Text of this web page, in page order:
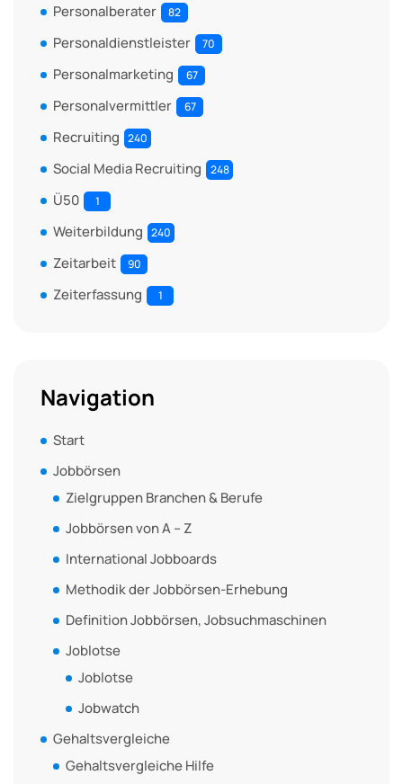
Personalberater 82
Personaldienstleister 70
Personalmarketing 67
Personalvermittler 67
Recruiting 240
Social Media Recruiting 248
Ü50 1
Weiterbildung 240
Zeitarbeit 90
Zeiterfassung 1
Navigation
Start
Jobbörsen
Zielgruppen Branchen & Berufe
Jobbörsen von A – Z
International Jobboards
Methodik der Jobbörsen-Erhebung
Definition Jobbörsen, Jobsuchmaschinen
Joblotse
Joblotse
Jobwatch
Gehaltsvergleiche
Gehaltsvergleiche Hilfe